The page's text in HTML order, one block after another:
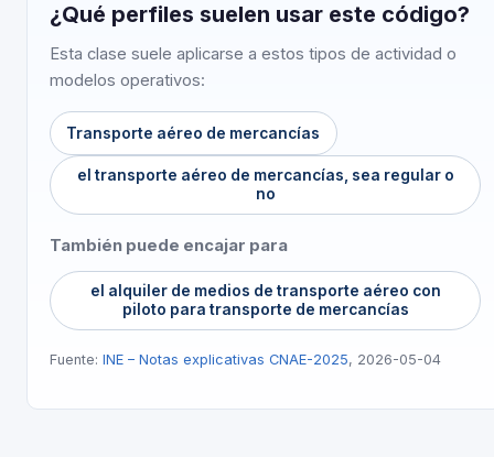
¿Qué perfiles suelen usar este código?
Esta clase suele aplicarse a estos tipos de actividad o
modelos operativos:
Transporte aéreo de mercancías
el transporte aéreo de mercancías, sea regular o
no
También puede encajar para
el alquiler de medios de transporte aéreo con
piloto para transporte de mercancías
Fuente: INE – Notas explicativas CNAE-2025, 2026-05-04